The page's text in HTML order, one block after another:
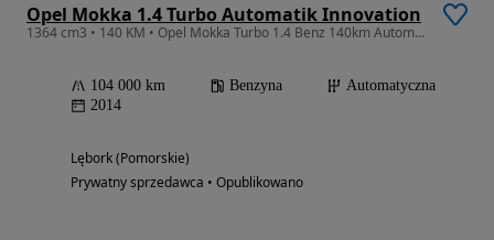
Opel Mokka 1.4 Turbo Automatik Innovation
1364 cm3 • 140 KM • Opel Mokka Turbo 1.4 Benz 140km Automat
104 000 km Benzyna
Automatyczna
2014
Lębork (Pomorskie)
Prywatny sprzedawca • Opublikowano